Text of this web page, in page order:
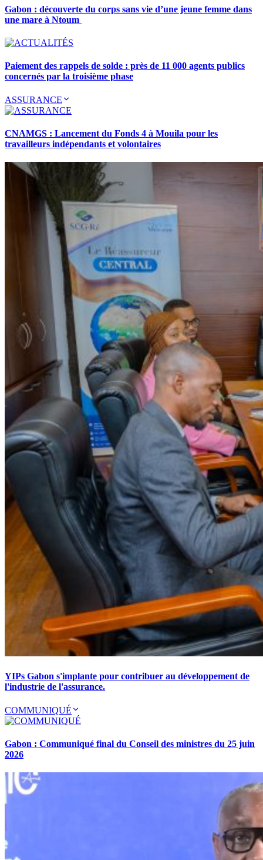
Gabon : découverte du corps sans vie d’une jeune femme dans
une mare à Ntoum
Paiement des rappels de solde : près de 11 000 agents publics
concernés par la troisième phase
ASSURANCE
CNAMGS : Lancement du Fonds 4 à Mouila pour les
travailleurs indépendants et volontaires
YIPs Gabon s'implante pour contribuer au développement de
l'industrie de l'assurance.
COMMUNIQUÉ
Gabon : Communiqué final du Conseil des ministres du 25 juin
2026